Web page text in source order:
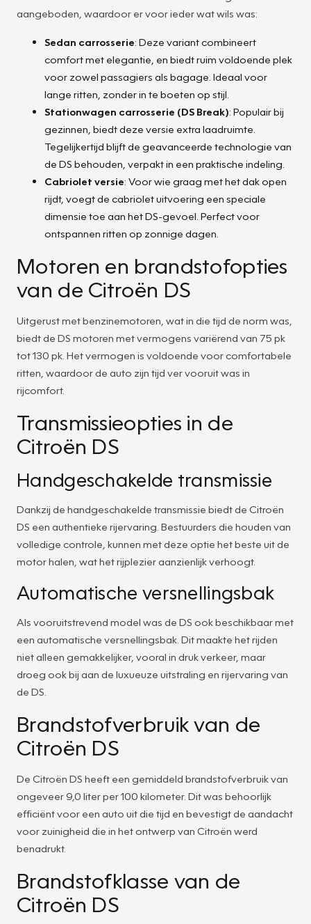
aangeboden, waardoor er voor ieder wat wils was:
Sedan carrosserie: Deze variant combineert
comfort met elegantie, en biedt ruim voldoende plek
voor zowel passagiers als bagage. Ideaal voor
lange ritten, zonder in te boeten op stijl.
Stationwagen carrosserie (DS Break): Populair bij
gezinnen, biedt deze versie extra laadruimte.
Tegelijkertijd blijft de geavanceerde technologie van
de DS behouden, verpakt in een praktische indeling.
Cabriolet versie: Voor wie graag met het dak open
rijdt, voegt de cabriolet uitvoering een speciale
dimensie toe aan het DS-gevoel. Perfect voor
ontspannen ritten op zonnige dagen.
Motoren en brandstofopties
van de Citroën DS
Uitgerust met benzinemotoren, wat in die tijd de norm was,
biedt de DS motoren met vermogens variërend van 75 pk
tot 130 pk. Het vermogen is voldoende voor comfortabele
ritten, waardoor de auto zijn tijd ver vooruit was in
rijcomfort.
Transmissieopties in de
Citroën DS
Handgeschakelde transmissie
Dankzij de handgeschakelde transmissie biedt de Citroën
DS een authentieke rijervaring. Bestuurders die houden van
volledige controle, kunnen met deze optie het beste uit de
motor halen, wat het rijplezier aanzienlijk verhoogt.
Automatische versnellingsbak
Als vooruitstrevend model was de DS ook beschikbaar met
een automatische versnellingsbak. Dit maakte het rijden
niet alleen gemakkelijker, vooral in druk verkeer, maar
droeg ook bij aan de luxueuze uitstraling en rijervaring van
de DS.
Brandstofverbruik van de
Citroën DS
De Citroën DS heeft een gemiddeld brandstofverbruik van
ongeveer 9,0 liter per 100 kilometer. Dit was behoorlijk
efficiënt voor een auto uit die tijd en bevestigt de aandacht
voor zuinigheid die in het ontwerp van Citroën werd
benadrukt.
Brandstofklasse van de
Citroën DS